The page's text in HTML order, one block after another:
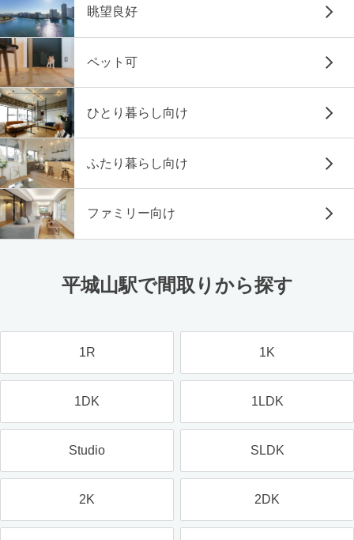
眺望良好
ペット可
ひとり暮らし向け
ふたり暮らし向け
ファミリー向け
平城山駅で間取りから探す
1R 1K
1DK 1LDK
Studio SLDK
2K 2DK